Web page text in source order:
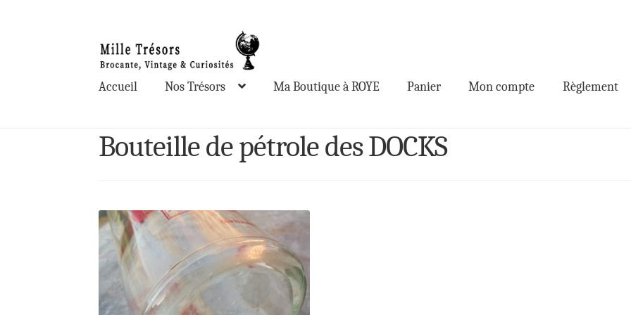
à
la
navigation
au
contenu
Accueil Nos Trésors Ma Boutique à ROYE Panier Mon compte Règlement
Bouteille de pétrole des DOCKS